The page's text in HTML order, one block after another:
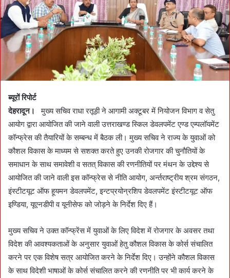
a
i
ब्यूरों रिपोर्ट
देहरादून।
मुख्य सचिव राधा रतूड़ी ने आगामी अक्टूबर में नियोजन विभाग व सेतु
आयोग द्वारा आयोजित की जाने वाली उत्तराखण्ड स्किल डेवलपमेंट एण्ड एम्पलॉयमेंट
कॉन्फ्रेस की तैयारियों के सम्बन्ध में बैठक ली। मुख्य सचिव ने राज्य के युवाओं को
कौशल विकास के माध्यम से सशक्त करते हुए उनकी रोजगार की चुनौतियों के
समाधान के साथ समावेशी व सतत् विकास की रणनीतियों पर मंथन के उद्देश्य से
आयोजित की जाने वाली इस कॉन्फ्रेस से नीति आयोग, अर्न्तराष्ट्रीय श्रम संगठन,
इंस्टीटयूट ऑफ हूयमन डेवलपमेंट, इन्टप्रयोन्रशिप डेवलपमेंट इंस्टीटयूट ऑफ
इण्डिया, यूएनडीपी व यूनीसेफ को जोड़ने के निर्देश दिए हैं।
मुख्य सचिव ने उक्त कॉन्फ्रेंस में युवाओं के लिए विदेश में रोजगार के अवसर तथा
विदेश की आवश्यकताओं के अनुसार युवाओं हेतु कौशल विकास के कोर्स संचालित
करने पर एक विशेष सत्र आयोजित करने के निर्देश दिए। उन्होंने कौशल विकास
के साथ विदेशी भाषाओं के कोर्स संचालित करने की रणनीति पर भी कार्य करने के